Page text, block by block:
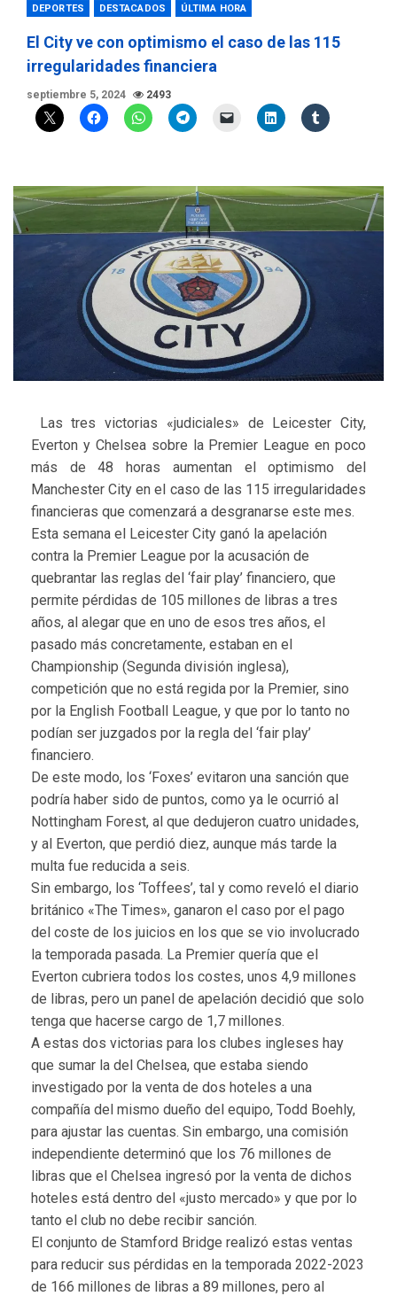
DEPORTES DESTACADOS ÚLTIMA HORA
El City ve con optimismo el caso de las 115
irregularidades financiera
septiembre 5, 2024 2493
Las tres victorias «judiciales» de Leicester City,
Everton y Chelsea sobre la Premier League en poco
más de 48 horas aumentan el optimismo del
Manchester City en el caso de las 115 irregularidades
financieras que comenzará a desgranarse este mes.
Esta semana el Leicester City ganó la apelación
contra la Premier League por la acusación de
quebrantar las reglas del ‘fair play’ financiero, que
permite pérdidas de 105 millones de libras a tres
años, al alegar que en uno de esos tres años, el
pasado más concretamente, estaban en el
Championship (Segunda división inglesa),
competición que no está regida por la Premier, sino
por la English Football League, y que por lo tanto no
podían ser juzgados por la regla del ‘fair play’
financiero.
De este modo, los ‘Foxes’ evitaron una sanción que
podría haber sido de puntos, como ya le ocurrió al
Nottingham Forest, al que dedujeron cuatro unidades,
y al Everton, que perdió diez, aunque más tarde la
multa fue reducida a seis.
Sin embargo, los ‘Toffees’, tal y como reveló el diario
británico «The Times», ganaron el caso por el pago
del coste de los juicios en los que se vio involucrado
la temporada pasada. La Premier quería que el
Everton cubriera todos los costes, unos 4,9 millones
de libras, pero un panel de apelación decidió que solo
tenga que hacerse cargo de 1,7 millones.
A estas dos victorias para los clubes ingleses hay
que sumar la del Chelsea, que estaba siendo
investigado por la venta de dos hoteles a una
compañía del mismo dueño del equipo, Todd Boehly,
para ajustar las cuentas. Sin embargo, una comisión
independiente determinó que los 76 millones de
libras que el Chelsea ingresó por la venta de dichos
hoteles está dentro del «justo mercado» y que por lo
tanto el club no debe recibir sanción.
El conjunto de Stamford Bridge realizó estas ventas
para reducir sus pérdidas en la temporada 2022-2023
de 166 millones de libras a 89 millones, pero al